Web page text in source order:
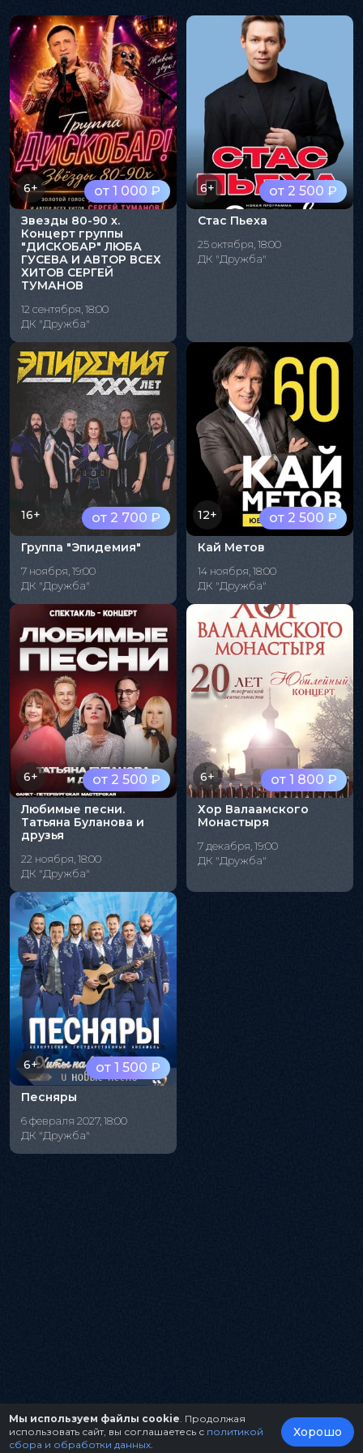
от 1 000 ₽
6+
Звезды 80-90 х.
Концерт группы
"ДИСКОБАР" ЛЮБА
ГУСЕВА И АВТОР ВСЕХ
ХИТОВ СЕРГЕЙ
ТУМАНОВ
12 сентября, 18:00
ДК "Дружба"
от 2 500 ₽
6+
Стас Пьеха
25 октября, 18:00
ДК "Дружба"
от 2 700 ₽
16+
Группа "Эпидемия"
7 ноября, 19:00
ДК "Дружба"
от 2 500 ₽
12+
Кай Метов
14 ноября, 18:00
ДК "Дружба"
от 2 500 ₽
6+
Любимые песни.
Татьяна Буланова и
друзья
22 ноября, 18:00
ДК "Дружба"
от 1 800 ₽
6+
Хор Валаамского
Монастыря
7 декабря, 19:00
ДК "Дружба"
от 1 500 ₽
6+
Песняры
6 февраля 2027, 18:00
ДК "Дружба"
Мы используем файлы cookie . Продолжая
использовать сайт, вы соглашаетесь с политикой
сбора и обработки данных
Хорошо